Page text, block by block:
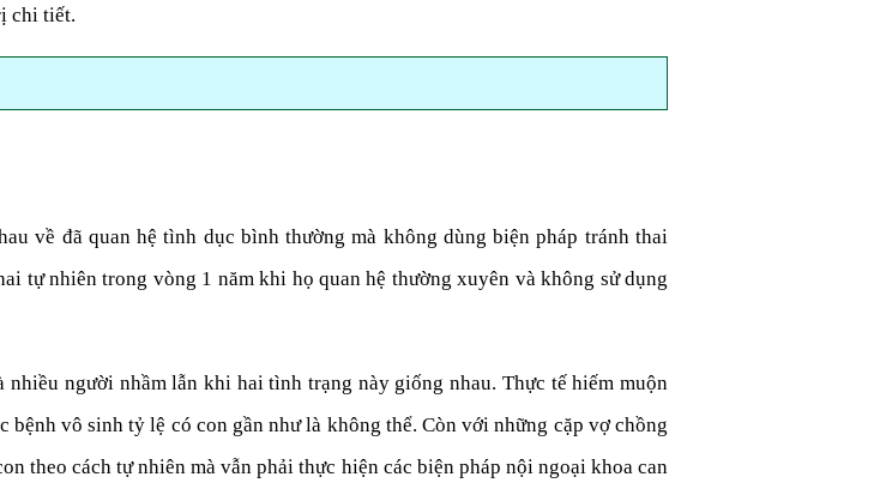
chi tiết.
về đã quan hệ tình dục bình thường mà không dùng biện pháp tránh thai
tự nhiên trong vòng 1 năm khi họ quan hệ thường xuyên và không sử dụng
người nhầm lẫn khi hai tình trạng này giống nhau. Thực tế hiếm muộn
vô sinh tỷ lệ có con gần như là không thể. Còn với những cặp vợ chồng
theo cách tự nhiên mà vẫn phải thực hiện các biện pháp nội ngoại khoa can